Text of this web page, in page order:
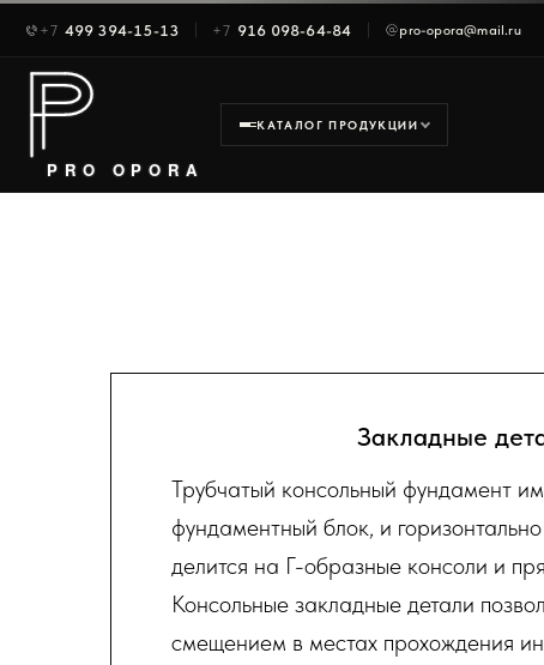
Каталог и услуги PRO OPORA — опоры
Услуги
О компании
+7 499 394-15-13 +7 916 098-64-84 pro-opora@mail.ru
PRO OPORA
КАТАЛОГ ПРОДУКЦИИ
Закладные
Трубчатый консольный фундамент
фундаментный блок, и
делится на Г-образные консоли и
Консольные закладные детали
смещением в местах прохождения